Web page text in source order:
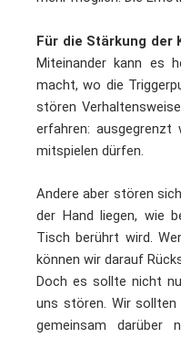
Für die Stärkung der
Miteinander kann es
macht, wo die
stören
erfahren: ausgegrenzt
mitspielen dürfen.
Andere aber stören
der Hand liegen, wie
Tisch berührt wird.
können wir darauf
Doch es sollte nicht
uns stören. Wir
gemeinsam darüber